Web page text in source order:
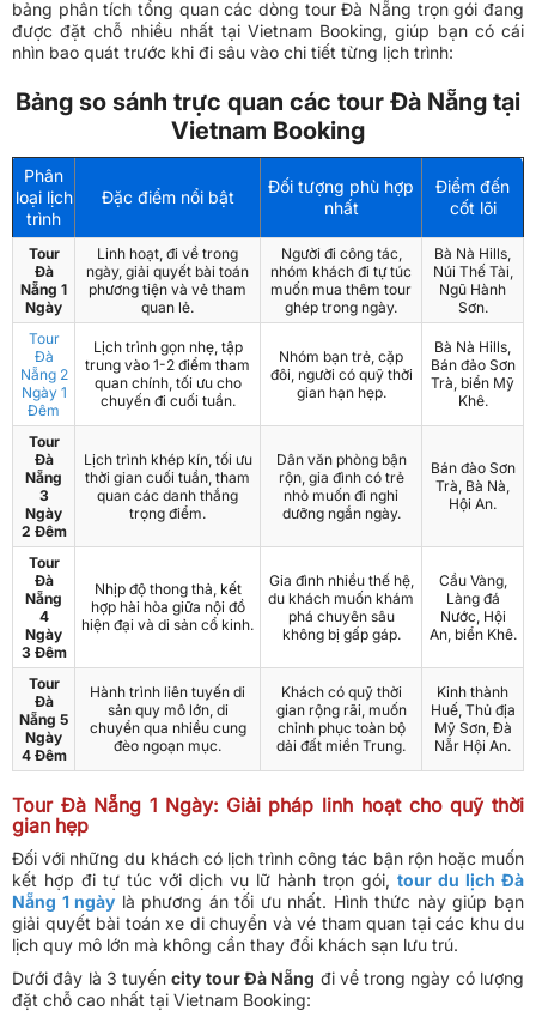
bảng phân tích tổng quan các dòng tour Đà Nẵng trọn gói đang
được đặt chỗ nhiều nhất tại Vietnam Booking, giúp bạn có cái
nhìn bao quát trước khi đi sâu vào chi tiết từng lịch trình:
Bảng so sánh trực quan các tour Đà Nẵng tại
Vietnam Booking
Phân
loại lịch
trình
Đặc điểm nổi bật
Đối tượng phù hợp
nhất
Điểm đến
cốt lõi
Tour
Đà
Nẵng 1
Ngày
Linh hoạt, đi về trong
ngày, giải quyết bài toán
phương tiện và vẻ tham
quan lẻ.
Người đi công tác,
nhóm khách đi tự túc
muốn mua thêm tour
ghép trong ngày.
Bà Nà Hills,
Núi Thế Tài,
Ngũ Hành
Sơn.
Tour
Đà
Nẵng 2
Ngày 1
Đêm
Lịch trình gọn nhẹ, tập
trung vào 1-2 điểm tham
quan chính, tối ưu cho
chuyến đi cuối tuần.
Nhóm bạn trẻ, cặp
đôi, người có quỹ thời
gian hạn hẹp.
Bà Nà Hills,
Bán đảo Sơn
Trà, biển Mỹ
Khê.
Tour
Đà
Nẵng
3
Ngày
2 Đêm
Lịch trình khép kín, tối ưu
thời gian cuối tuần, tham
quan các danh thắng
trọng điểm.
Dân văn phòng bận
rộn, gia đình có trẻ
nhỏ muốn đi nghỉ
dưỡng ngắn ngày.
Bán đào Sơn
Trà, Bà Nà,
Hội An.
Tour
Đà
Nẵng
4
Ngày
3 Đêm
Nhịp độ thong thả, kết
hợp hài hòa giữa nội đồ
hiện đại và di sản cổ kinh.
Gia đình nhiều thế hệ,
du khách muốn khám
phá chuyên sâu
không bị gấp gáp.
Cầu Vàng,
Làng đá
Nước, Hội
An, biển Khê.
Tour
Đà
Nẵng 5
Ngày
4 Đêm
Hành trình liên tuyến di
sản quy mô lớn, di
chuyển qua nhiều cung
đèo ngoạn mục.
Khách có quỹ thời
gian rộng rãi, muốn
chỉnh phục toàn bộ
dải đất miền Trung.
Kinh thành
Huế, Thủ địa
Mỹ Sơn, Đà
Nẵr Hội An.
Tour Đà Nẵng 1 Ngày: Giải pháp linh hoạt cho quỹ thời
gian hẹp
Đối với những du khách có lịch trình công tác bận rộn hoặc muốn
kết hợp đi tự túc với dịch vụ lữ hành trọn gói, tour du lịch Đà
Nẵng 1 ngày là phương án tối ưu nhất. Hình thức này giúp bạn
giải quyết bài toán xe di chuyển và vé tham quan tại các khu du
lịch quy mô lớn mà không cần thay đổi khách sạn lưu trú.
Dưới đây là 3 tuyếncity tour Đà Nẵng đi về trong ngày có lượng
đặt chỗ cao nhất tại Vietnam Booking: